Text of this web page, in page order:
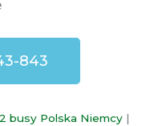
843
busy Polska Niemcy |